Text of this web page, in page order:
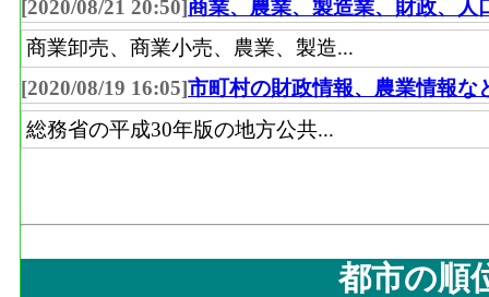
[2020/08/21 20:50]商業、農業、製造業、財政、人
商業卸売、商業小売、農業、製造...
[2020/08/19 16:05]市町村の財政情報、農業情報な
総務省の平成30年版の地方公共...
都市の順